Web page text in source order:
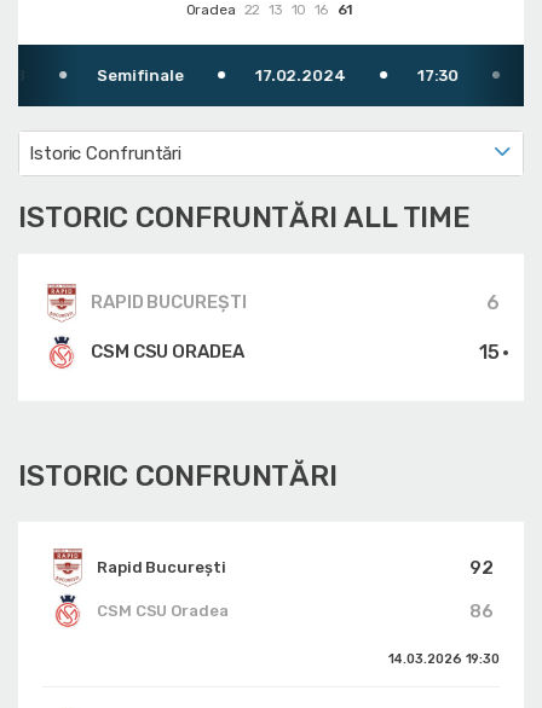
Oradea 22 13 10 16 61
Semifinale 17.02.2024 17:30 TV:
Istoric Confruntări
ISTORIC CONFRUNTĂRI ALL TIME
RAPID BUCUREȘTI 6
15
CSM CSU ORADEA
ISTORIC CONFRUNTĂRI
Rapid București
92
86
CSM CSU Oradea
14.03.2026 19:30